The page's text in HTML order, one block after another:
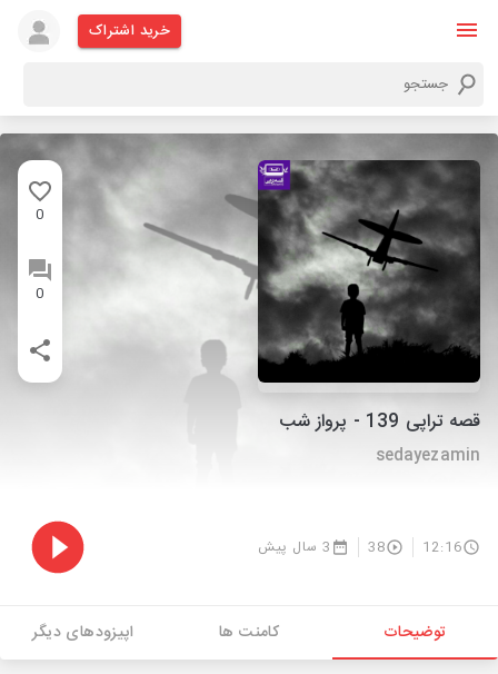
خرید اشتراک
0
0
قصه تراپی 139 - پرواز شب
sedayezamin
12:16
38 3 سال پیش
توضیحات کامنت ها اپیزودهای دیگر